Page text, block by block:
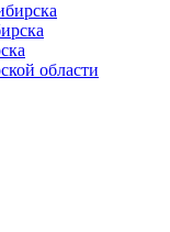
области